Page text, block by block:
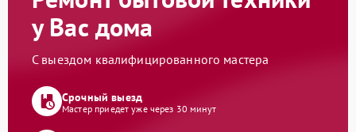
у Вас дома
С выездом квалифицированного мастера
Срочный выезд
Мастер приедет уже через 30 минут